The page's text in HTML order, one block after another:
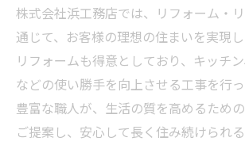
株式会社浜工務店では、リフォーム・
通じて、お客様の理想の住まいを実現
リフォームも得意としており、キッチ
などの使い勝手を向上させる工事を行
豊富な職人が、生活の質を高めるため
ご提案し、安心して長く住み続けられ